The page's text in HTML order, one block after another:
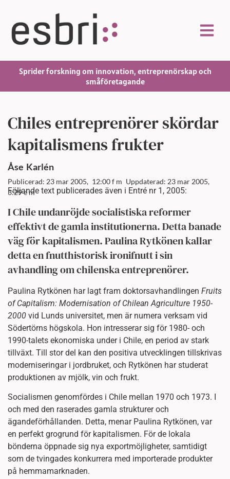
Sprider forskning om innovation, entreprenörskap och
småföretagande
Chiles entreprenörer skördar
kapitalismens frukter
Åse Karlén
Publicerad: 23 mar 2005, 12:00 f m Uppdaterad: 23 mar 2005,
3:29 e m
Följande text publicerades även i Entré nr 1, 2005:
I Chile undanröjde socialistiska reformer
effektivt de gamla institutionerna. Detta banade
väg för kapitalismen. Paulina Rytkönen kallar
detta en fnutthistorisk ironifnutt i sin
avhandling om chilenska entreprenörer.
Paulina Rytkönen har lagt fram doktorsavhandlingen Fruits
of Capitalism: Modernisation of Chilean Agriculture 1950-
2000 vid Lunds universitet, men är numera verksam vid
Södertörns högskola. Hon intresserar sig för 1980- och
1990-talets ekonomiska under i Chile, en period av stark
tillväxt. Till stor del kan den positiva utvecklingen tillskrivas
moderniseringar i jordbruket, och Rytkönen har studerat
produktionen av mjölk, vin och frukt.
Socialismen genomfördes i Chile mellan 1970 och 1973. I
och med den raserades gamla strukturer och
ägandeförhållanden. Detta, menar Paulina Rytkönen, var
en perfekt grogrund för kapitalismen. För de lokala
bönderna öppnade sig nya exportmöjligheter, samtidigt
som de tvingades konkurrera med importerade produkter
på hemmamarknaden.